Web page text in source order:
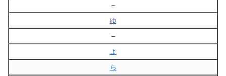
–
ゆ
–
よ
ら